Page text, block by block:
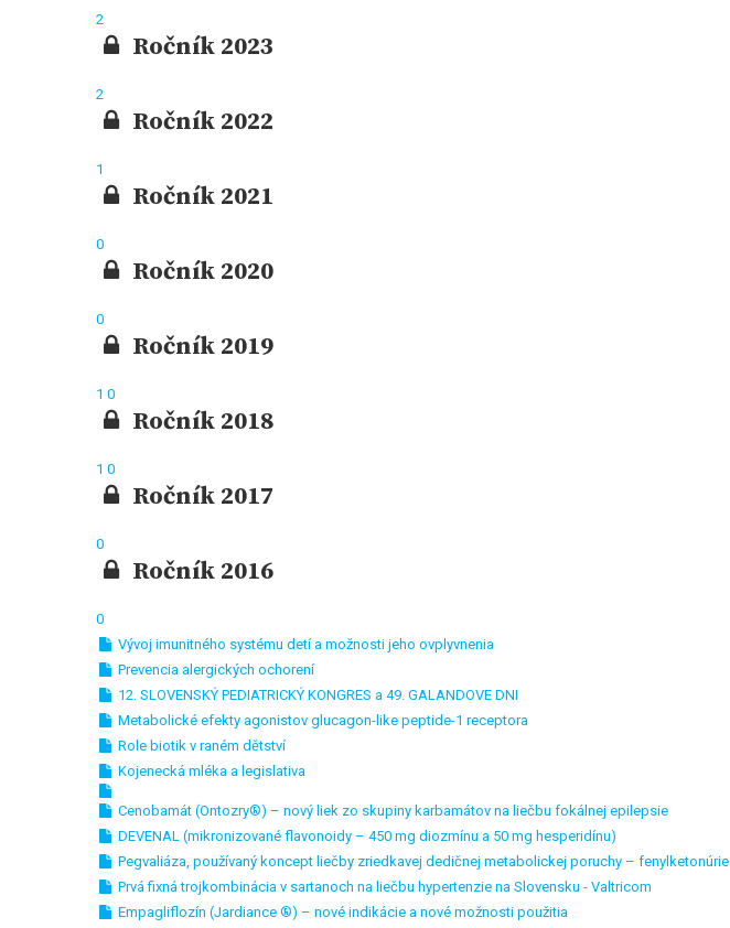
2
Ročník 2023
2
Ročník 2022
1
Ročník 2021
0
Ročník 2020
0
Ročník 2019
1 0
Ročník 2018
1 0
Ročník 2017
0
Ročník 2016
0
Vývoj imunitného systému detí a možnosti jeho ovplyvnenia
Prevencia alergických ochorení
12. SLOVENSKÝ PEDIATRICKÝ KONGRES a 49. GALANDOVE DNI
Metabolické efekty agonistov glucagon-like peptide-1 receptora
Role biotik v raném dětství
Kojenecká mléka a legislativa
Cenobamát (Ontozry®) – nový liek zo skupiny karbamátov na liečbu fokálnej epilepsie
DEVENAL (mikronizované flavonoidy – 450 mg diozmínu a 50 mg hesperidínu)
Pegvaliáza, používaný koncept liečby zriedkavej dedičnej metabolickej poruchy – fenylketonúrie
Prvá fixná trojkombinácia v sartanoch na liečbu hypertenzie na Slovensku - Valtricom
Empagliflozín (Jardiance ®) – nové indikácie a nové možnosti použitia